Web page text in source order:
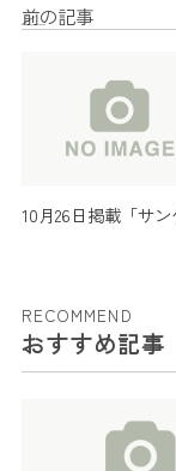
前の記事
10月26日掲載「サン
RECOMMEND
おすすめ記事